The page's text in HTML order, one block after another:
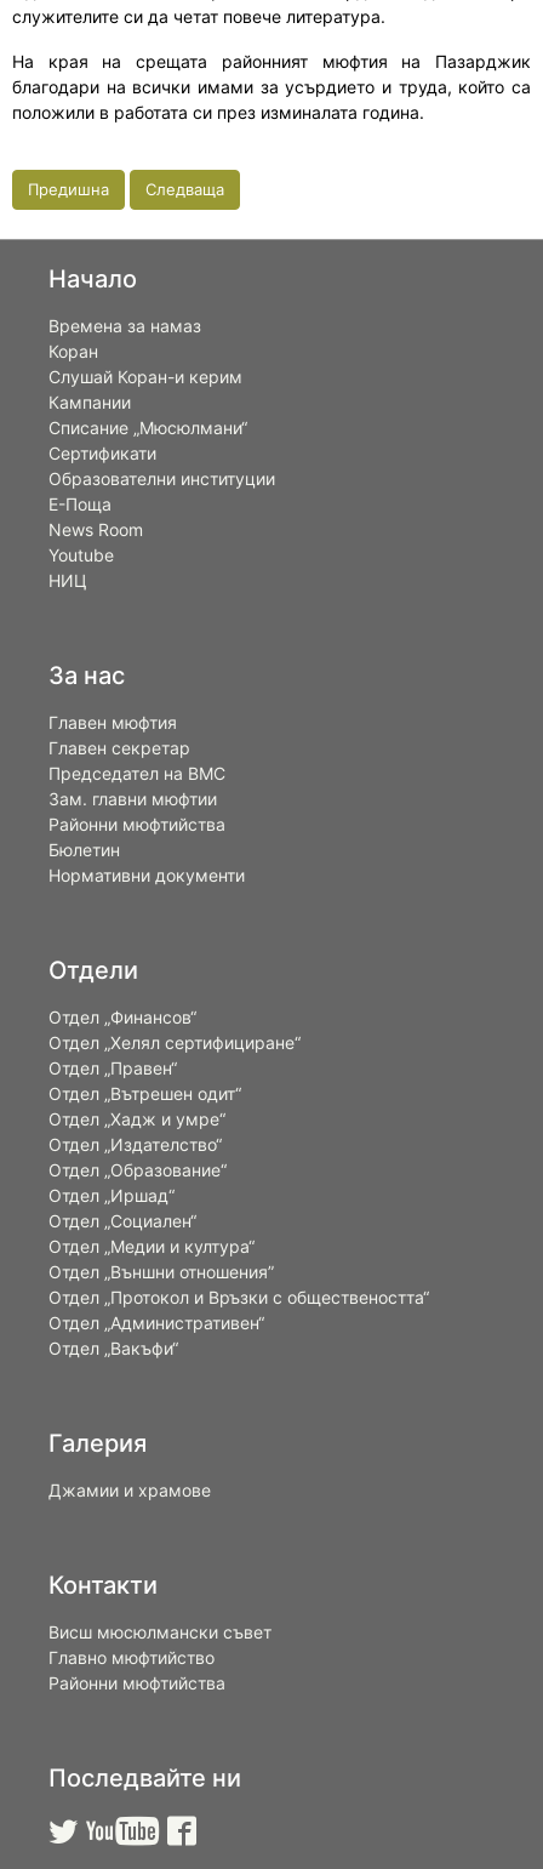
служителите си да четат повече литература.
На края на срещата районният мюфтия на Пазарджик
благодари на всички имами за усърдието и труда, който са
положили в работата си през изминалата година.
Предишна Следваща
Начало
Времена за намаз
Коран
Слушай Коран-и керим
Кампании
Списание „Мюсюлмани“
Сертификати
Образователни институции
Е-Поща
News Room
Youtube
НИЦ
За нас
Главен мюфтия
Главен секретар
Председател на ВМС
Зам. главни мюфтии
Районни мюфтийства
Бюлетин
Нормативни документи
Отдели
Отдел „Финансов“
Отдел „Хелял сертифициране“
Отдел „Правен“
Отдел „Вътрешен одит“
Отдел „Хадж и умре“
Отдел „Издателство“
Отдел „Образование“
Отдел „Иршад“
Отдел „Социален“
Отдел „Медии и култура“
Отдел „Външни отношения”
Oтдел „Протокол и Връзки с обществеността“
Отдел „Административен“
Отдел „Вакъфи“
Галерия
Джамии и храмове
Контакти
Висш мюсюлмански съвет
Главно мюфтийство
Районни мюфтийства
Последвайте ни
  